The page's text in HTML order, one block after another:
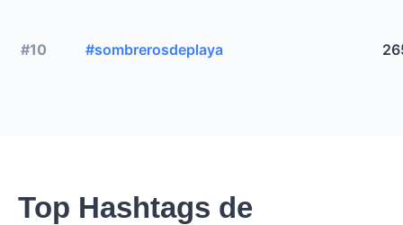
#10 #sombrerosdeplaya
Top Hashtags de